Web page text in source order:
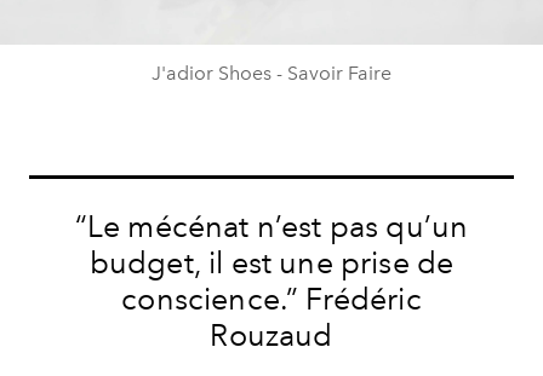
J'adior Shoes - Savoir Faire
“Le mécénat n’est pas qu’un
budget, il est une prise de
conscience.” Frédéric
Rouzaud